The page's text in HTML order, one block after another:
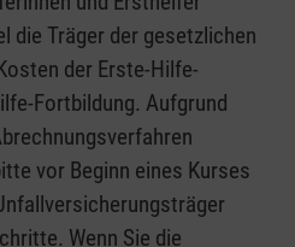
die Träger der gesetzlichen
der Erste-Hilfe-
Fortbildung. Aufgrund
vor Beginn eines Kurses
Wenn Sie die